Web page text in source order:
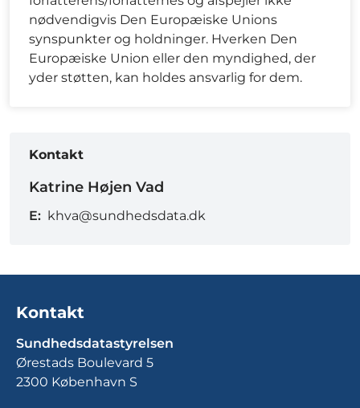
nødvendigvis Den Europæiske Unions
synspunkter og holdninger. Hverken Den
Europæiske Union eller den myndighed, der
yder støtten, kan holdes ansvarlig for dem.
Kontakt
Katrine Højen Vad
E: khva@sundhedsdata.dk
Kontakt
Sundhedsdatastyrelsen
Ørestads Boulevard 5
2300 København S